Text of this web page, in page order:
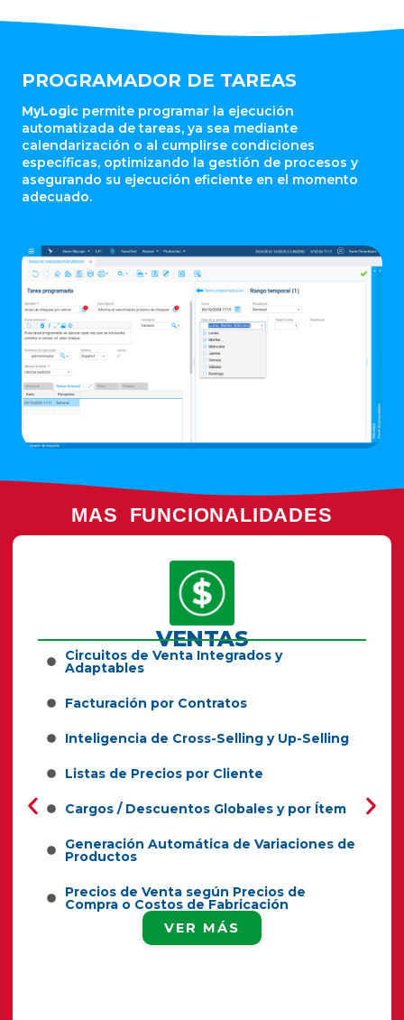
PROGRAMADOR DE TAREAS
MyLogic permite programar la ejecución
automatizada de tareas, ya sea mediante
calendarización o al cumplirse condiciones
específicas, optimizando la gestión de procesos y
asegurando su ejecución eficiente en el momento
adecuado.
MAS FUNCIONALIDADES
VENTAS
Circuitos de Venta Integrados y
Adaptables
Facturación por Contratos
Inteligencia de Cross-Selling y Up-Selling
Listas de Precios por Cliente
Cargos / Descuentos Globales y por Ítem
Generación Automática de Variaciones de
Productos
Precios de Venta según Precios de
Compra o Costos de Fabricación
VER MÁS